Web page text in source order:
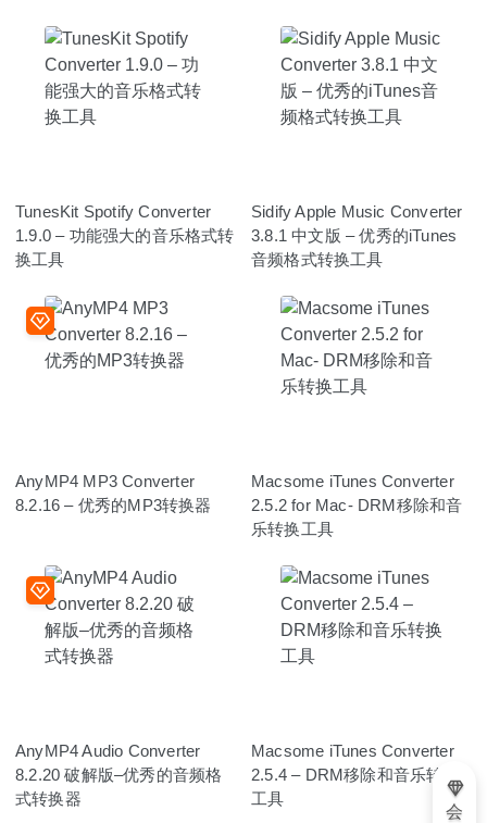
TunesKit Spotify Converter
1.9.0 – 功能强大的音乐格式转
换工具
Sidify Apple Music Converter
3.8.1 中文版 – 优秀的iTunes
音频格式转换工具
AnyMP4 MP3 Converter
8.2.16 – 优秀的MP3转换器
Macsome iTunes Converter
2.5.2 for Mac- DRM移除和音
乐转换工具
AnyMP4 Audio Converter
8.2.20 破解版–优秀的音频格
式转换器
Macsome iTunes Converter
2.5.4 – DRM移除和音乐转换
工具
会